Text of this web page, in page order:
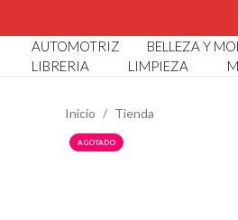
AUTOMOTRIZ BELLEZA Y
LIBRERIA
LIMPIEZA
SUGERENCIAS
Inicio Tienda
AGOTADO